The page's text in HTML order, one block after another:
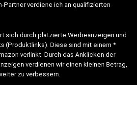
Partner verdiene ich an qualifizierten
sich durch platzierte Werbeanzeigen und
(Produktlinks). Diese sind mit einem *
verlinkt. Durch das Anklicken der
verdienen wir einen kleinen Betrag,
zu verbessern.